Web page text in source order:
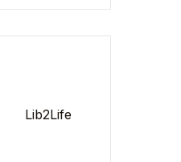
Lib2Life